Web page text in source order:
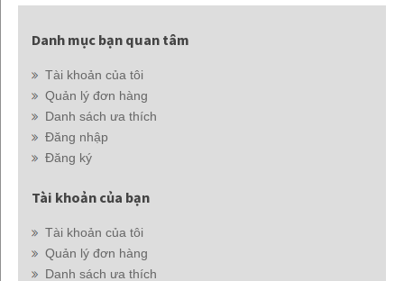
Danh mục bạn quan tâm
Tài khoản của tôi
Quản lý đơn hàng
Danh sách ưa thích
Đăng nhập
Đăng ký
Tài khoản của bạn
Tài khoản của tôi
Quản lý đơn hàng
Danh sách ưa thích